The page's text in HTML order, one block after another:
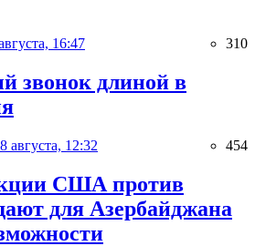
16:47 310
звонок длиной в
августа, 12:32 454
США против
для Азербайджана